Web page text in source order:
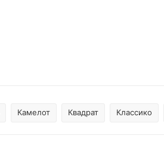
Камелот Квадрат Классико